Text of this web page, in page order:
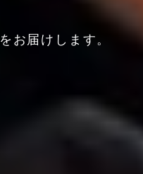
お届けします。